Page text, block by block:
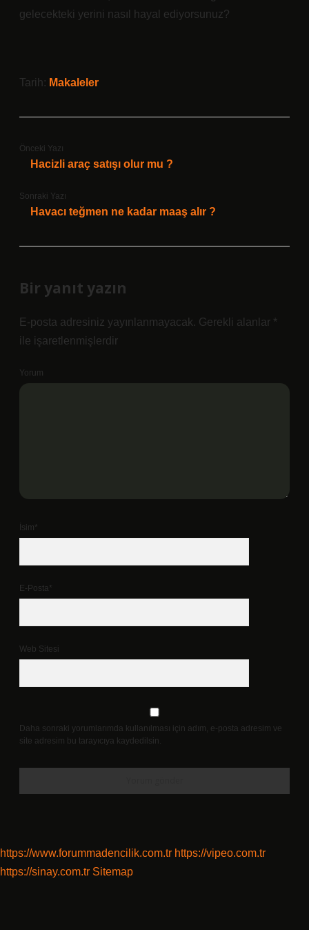
gelecekteki yerini nasıl hayal ediyorsunuz?
Tarih: Makaleler
Önceki Yazı
Hacizli araç satışı olur mu ?
Sonraki Yazı
Havacı teğmen ne kadar maaş alır ?
Bir yanıt yazın
E-posta adresiniz yayınlanmayacak. Gerekli alanlar *
ile işaretlenmişlerdir
Yorum
İsim*
E-Posta*
Web Sitesi
Daha sonraki yorumlarımda kullanılması için adım, e-posta adresim ve
site adresim bu tarayıcıya kaydedilsin.
https://www.forummadencilik.com.tr https://vipeo.com.tr
https://sinay.com.tr Sitemap